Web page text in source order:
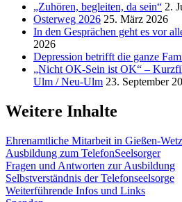
„Zuhören, begleiten, da sein“ 2.
Osterweg 2026 25. März 2026
In den Gesprächen geht es vor
2026
Depression betrifft die ganze
„Nicht OK-Sein ist OK“ –
Ulm / Neu-Ulm 23. September
Weitere Inhalte
Ehrenamtliche Mitarbeit in Gießen-
Ausbildung zum TelefonSeelsorger
Fragen und Antworten zur Ausbildung
Selbstverständnis der Telefonseelsorge
Weiterführende Infos und Links